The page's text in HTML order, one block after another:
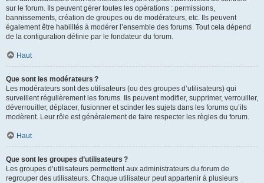
sur le forum. Ils peuvent gérer toutes les opérations : permissions,
bannissements, création de groupes ou de modérateurs, etc. Ils peuvent
également être habilités à modérer l’ensemble des forums. Tout cela dépend
de la configuration définie par le fondateur du forum.
Haut
Que sont les modérateurs ?
Les modérateurs sont des utilisateurs (ou des groupes d’utilisateurs) qui
surveillent régulièrement les forums. Ils peuvent modifier, supprimer, verrouiller,
déverrouiller, déplacer, fusionner et scinder les sujets dans les forums qu’ils
modèrent. Leur rôle est généralement de faire respecter les règles du forum.
Haut
Que sont les groupes d’utilisateurs ?
Les groupes d’utilisateurs permettent aux administrateurs du forum de
regrouper des utilisateurs. Chaque utilisateur peut appartenir à plusieurs